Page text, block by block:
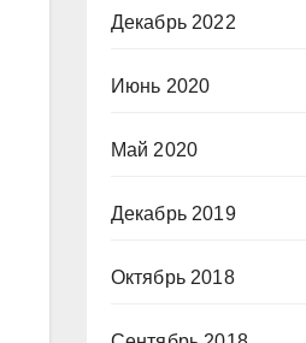
Декабрь 2022
Июнь 2020
Май 2020
Декабрь 2019
Октябрь 2018